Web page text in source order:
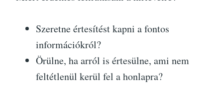
Szeretne értesítést kapni a fontos
információkról?
Örülne, ha arról is értesülne, ami nem
feltétlenül kerül fel a honlapra?